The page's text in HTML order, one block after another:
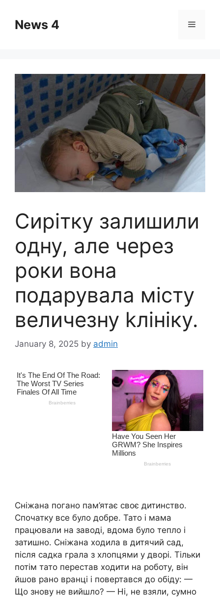
contentNews 4 Menu
Сиpiтку залишили
одну, але через
роки вона
подарувала місту
величезну kлініку.
January 8, 2025 by admin
Сніжана погано пам’ятає своє дитинство.
Спочатку все було добре. Тато і мама
працювали на заводі, вдома було тепло і
затишно. Сніжана ходила в дитячий сад,
після садка грала з хлопцями у дворі. Тільки
потім тато перестав ходити на роботу, він
йшов рано вранці і повертався до обіду: —
Що знову не вийшло? — Ні, не взяли, сумно